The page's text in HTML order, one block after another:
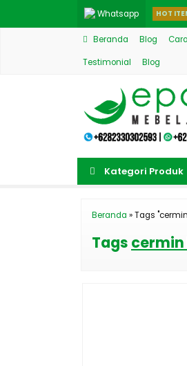
Whatsapp HOT
Beranda Blog
Testimonial Blog
Kategori Produk
Beranda »Tags
Tags